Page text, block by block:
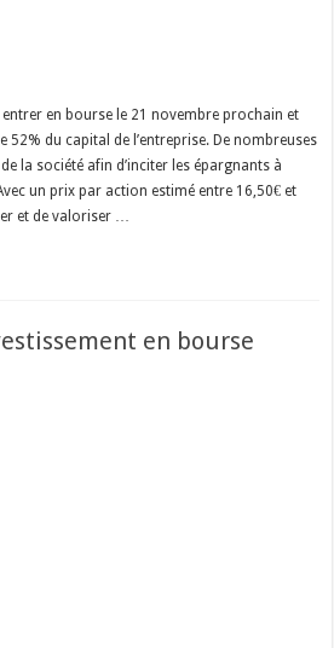
entrer en bourse le 21 novembre prochain et
52% du capital de l’entreprise. De nombreuses
la société afin d’inciter les épargnants à
un prix par action estimé entre 16,50€ et
et de valoriser …
en bourse